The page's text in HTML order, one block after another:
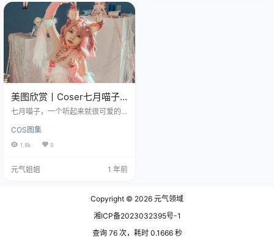
“萍萍”二字，并非敷衍，反而是点睛
之笔。 照片里的喵子，她的身材，
并非那种夸张的健美，而是恰到好
处的玲珑有致，曲线自然流畅，让
人看着舒服，不带…
美图欣赏丨Coser七月喵子-
蒂迟亚希[24P／303MB]
七月喵子，一个听起来就很可爱的C
亚希》简直让人眼前一亮，咱们就
轻松愉快地聊聊这部作品，一起感
受一下她的魅力吧~ 免费套图，文章
子，这位重庆妹纸可是咱们中国Cos
是天蝎座的，对，就是那个神秘又
各种账号层出不穷，虽然大号曾经
COS图集
1.8k 0
元气姐姐 1 年前
Copyright © 2026 元气领域
湘ICP备2023032395号-1
查询 76 次，耗时 0.1666 秒